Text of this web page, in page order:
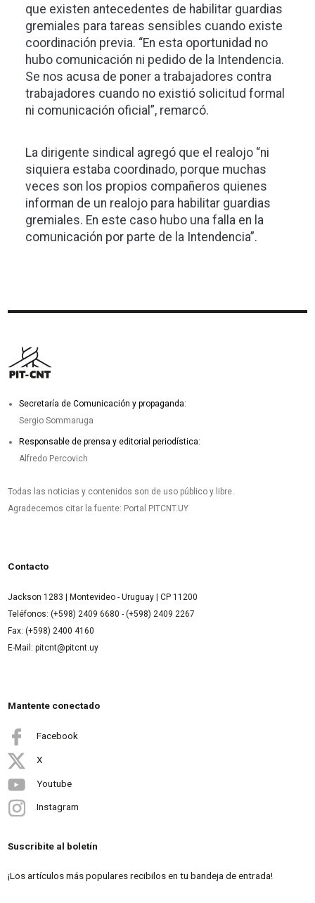
que existen antecedentes de habilitar guardias
gremiales para tareas sensibles cuando existe
coordinación previa. “En esta oportunidad no
hubo comunicación ni pedido de la Intendencia.
Se nos acusa de poner a trabajadores contra
trabajadores cuando no existió solicitud formal
ni comunicación oficial”, remarcó.
La dirigente sindical agregó que el realojo “ni
siquiera estaba coordinado, porque muchas
veces son los propios compañeros quienes
informan de un realojo para habilitar guardias
gremiales. En este caso hubo una falla en la
comunicación por parte de la Intendencia”.
Secretaría de Comunicación y propaganda:
Sergio Sommaruga
Responsable de prensa y editorial periodística:
Alfredo Percovich
Todas las noticias y contenidos son de uso público y libre.
Agradecemos citar la fuente: Portal PITCNT.UY
Contacto
Jackson 1283 | Montevideo - Uruguay | CP 11200
Teléfonos: (+598) 2409 6680 - (+598) 2409 2267
Fax: (+598) 2400 4160
E-Mail: pitcnt@pitcnt.uy
Mantente conectado
Facebook
X
Youtube
Instagram
Suscribite al boletín
¡Los artículos más populares recibilos en tu bandeja de entrada!